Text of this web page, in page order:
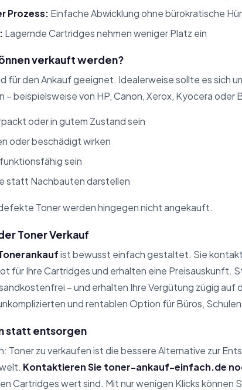
Prozess: Einfache Abwicklung ohne bürokratische
Lagernde Cartridges nehmen weniger Platz ein
verkauft werden?
für den Ankauf geeignet. Idealerweise sollte es sich
– beispielsweise von HP, Canon, Xerox, Kyocera oder
oder in gutem Zustand sein
oder beschädigt wirken
sein
statt Nachbauten darstellen
Toner werden hingegen nicht angekauft.
Toner Verkauf
ist bewusst einfach gestaltet. Sie
für Ihre Cartridges und erhalten eine Preisauskunft.
– und erhalten Ihre Vergütung zügig auf
und rentablen Option für Büros,
statt entsorgen
Toner zu verkaufen ist die bessere Alternative zur
Kontaktieren Sie toner-ankauf-einfach.de
Cartridges wert sind. Mit nur wenigen Klicks können